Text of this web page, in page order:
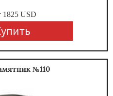
1825USD
№110